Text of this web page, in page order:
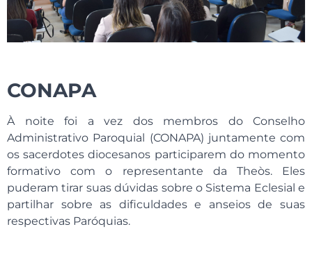
CONAPA
À noite foi a vez dos membros do Conselho
Administrativo Paroquial (CONAPA) juntamente com
os sacerdotes diocesanos participarem do momento
formativo com o representante da Theòs. Eles
puderam tirar suas dúvidas sobre o Sistema Eclesial e
partilhar sobre as dificuldades e anseios de suas
respectivas Paróquias.